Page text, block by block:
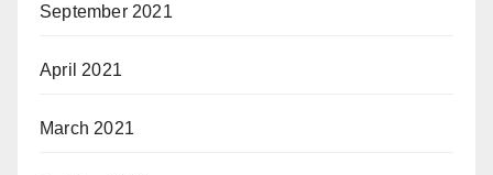
September 2021
April 2021
March 2021